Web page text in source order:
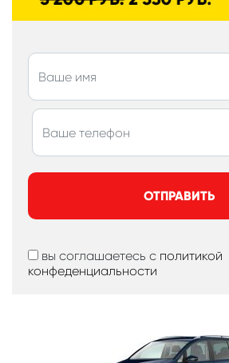
ОТПРАВИТЬ
вы соглашаетесь с политикой
конфеденциальности